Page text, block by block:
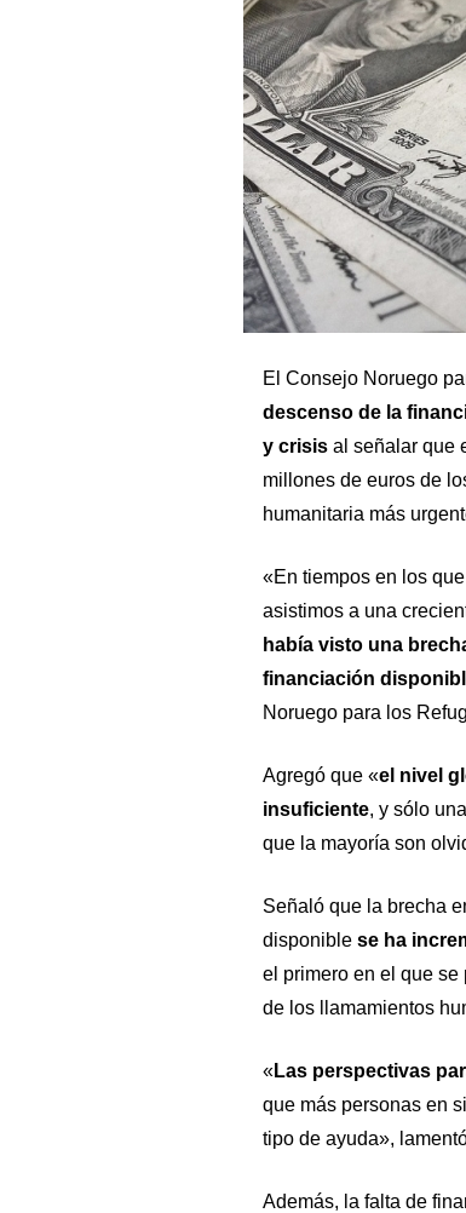
El Consejo Noruego
descenso de la
y crisisal señalar que
millones de euros de
humanitaria más
«En tiempos en los
asistimos a una
había visto una
financiación
Noruego para los
Agregó que «el nivel
insuficiente, y sólo
que la mayoría son
Señaló que la brecha
disponiblese ha
el primero en el que
de los llamamientos
«Las perspectivas
que más personas en
tipo de ayuda»,
Además, la falta de